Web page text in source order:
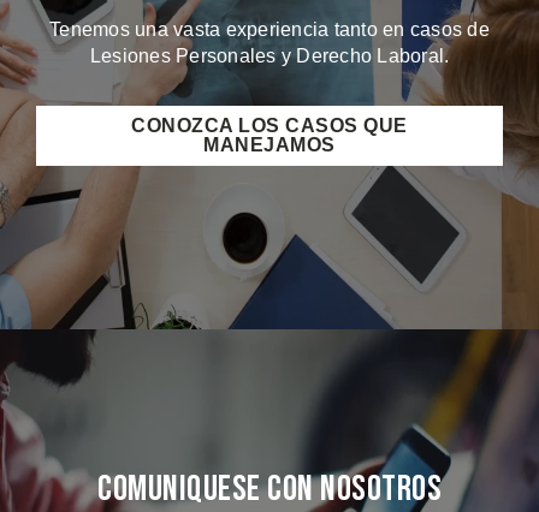
Tenemos una vasta experiencia tanto en casos de
Lesiones Personales y Derecho Laboral.
CONOZCA LOS CASOS QUE
MANEJAMOS
Comuniquese Con Nosotros